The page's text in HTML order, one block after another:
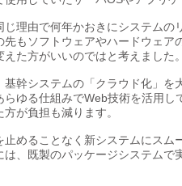
じ理由で何年かおきにシステムの
先もソフトウェアやハードウェ
えた方がいいのではと考えました。
基幹システムの「クラウド化」を
らゆる仕組みでWeb技術を活用
方が負担も減ります。
止めることなく新システムにス
は、既製のパッケージシステムで